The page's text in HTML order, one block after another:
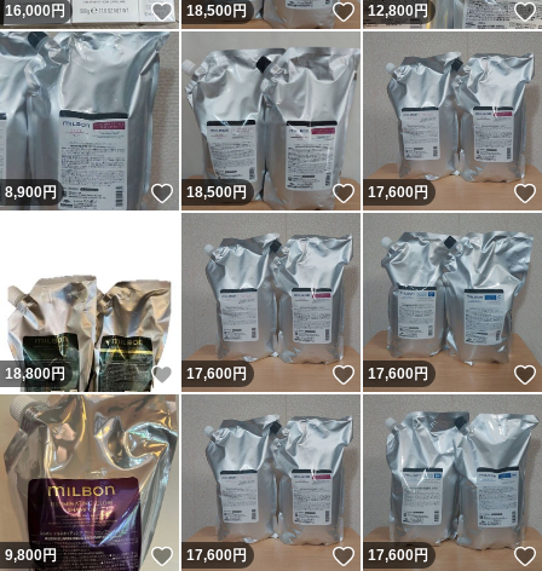
16,000円 いいね！
18,500円 いいね！
12,800円
8,900円 いいね！
18,500円 いいね！
17,600円
18,800円 いいね！
17,600円 いいね！
17,600円
9,800円 いいね！
17,600円 いいね！
17,600円